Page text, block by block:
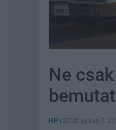
Ne
HP | 2026 június 7.